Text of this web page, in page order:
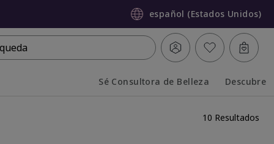
español (Estados Unidos)
Sé Consultora de Belleza Descubre
10 Resultados